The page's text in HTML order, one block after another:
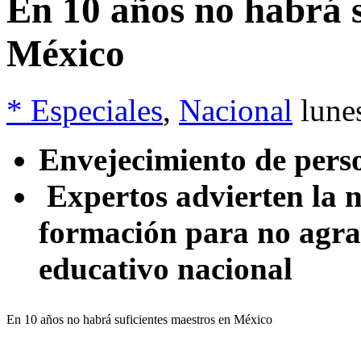
En 10 años no habrá
México
* Especiales, Nacional
Envejecimiento de
Expertos advierten la
formación para no
educativo nacional
En 10 años no habrá suficientes maestros en México